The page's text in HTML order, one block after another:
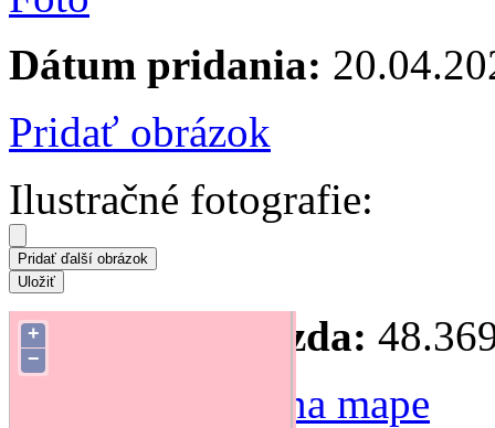
Dátum pridania:
Pridať obrázok
Ilustračné fotografie:
+
−
Súradnice hniezda:
Zmeniť polohu na mape